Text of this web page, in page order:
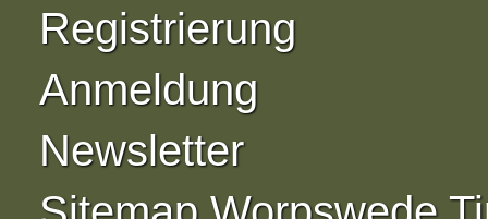
Registrierung
Anmeldung
Newsletter